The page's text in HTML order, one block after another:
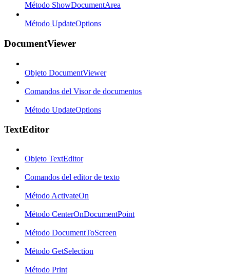
Método ShowDocumentArea
Método UpdateOptions
DocumentViewer
Objeto DocumentViewer
Comandos del Visor de documentos
Método UpdateOptions
TextEditor
Objeto TextEditor
Comandos del editor de texto
Método ActivateOn
Método CenterOnDocumentPoint
Método DocumentToScreen
Método GetSelection
Método Print